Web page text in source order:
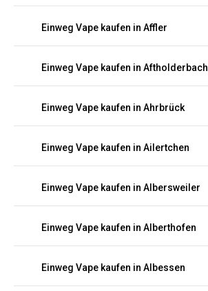
Einweg Vape kaufen in Affler
Einweg Vape kaufen in Aftholderbach
Einweg Vape kaufen in Ahrbrück
Einweg Vape kaufen in Ailertchen
Einweg Vape kaufen in Albersweiler
Einweg Vape kaufen in Alberthofen
Einweg Vape kaufen in Albessen